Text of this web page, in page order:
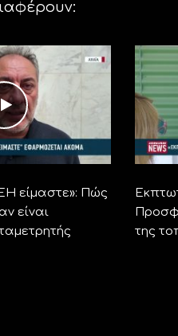
είμαστε»: Πώς
είναι
της